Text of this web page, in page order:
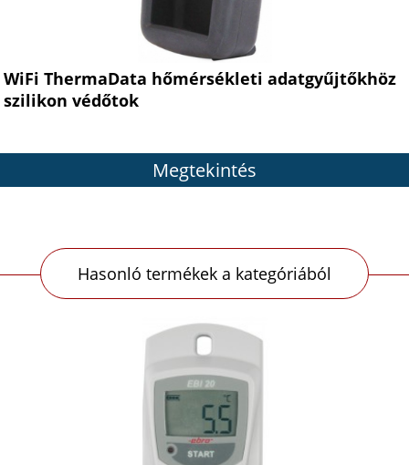
WiFi ThermaData hőmérsékleti adatgyűjtőkhöz
szilikon védőtok
Megtekintés
Hasonló termékek a kategóriából